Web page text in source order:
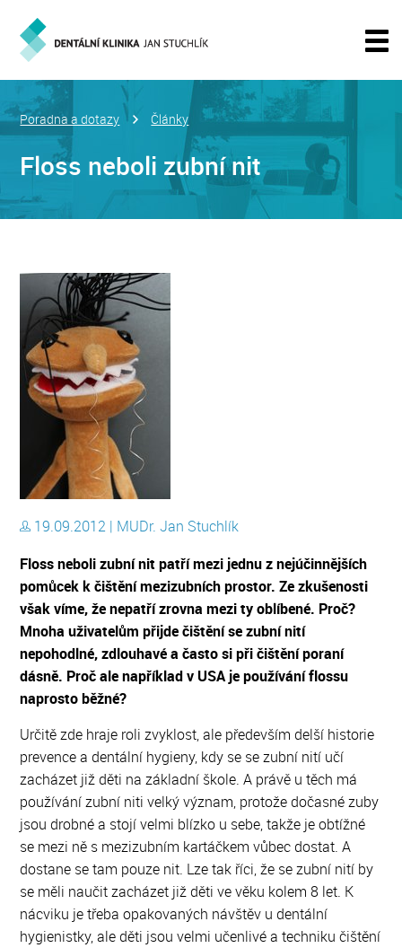
Floss neboli zubní nit
Poradna a dotazy Články
19.09.2012 | MUDr. Jan Stuchlík
Floss neboli zubní nit patří mezi jednu z nejúčinnějších
pomůcek k čištění mezizubních prostor. Ze zkušenosti
však víme, že nepatří zrovna mezi ty oblíbené. Proč?
Mnoha uživatelům přijde čištění se zubní nití
nepohodlné, zdlouhavé a často si při čištění poraní
dásně. Proč ale například v USA je používání flossu
naprosto běžné?
Určitě zde hraje roli zvyklost, ale především delší historie
prevence a dentální hygieny, kdy se se zubní nití učí
zacházet již děti na základní škole. A právě u těch má
používání zubní niti velký význam, protože dočasné zuby
jsou drobné a stojí velmi blízko u sebe, takže je obtížné
se mezi ně s mezizubním kartáčkem vůbec dostat. A
dostane se tam pouze nit. Lze tak říci, že se zubní nití by
se měli naučit zacházet již děti ve věku kolem 8 let. K
nácviku je třeba opakovaných návštěv u dentální
hygienistky, ale děti jsou velmi učenlivé a techniku čištění